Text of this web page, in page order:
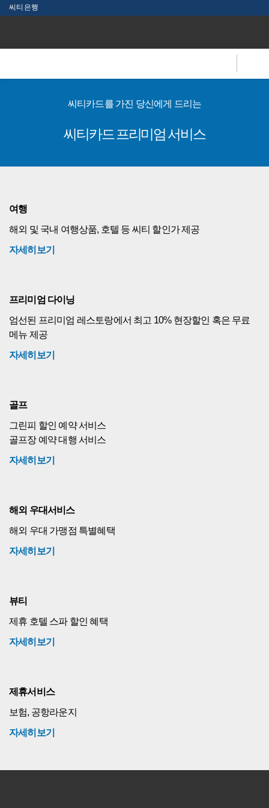
씨티은행
t
체
씨티카드를 가진 당신에게 드리는
씨티카드 프리미엄 서비스
여행
해외 및 국내 여행상품, 호텔 등 씨티 할인가 제공
자세히보기
프리미엄 다이닝
엄선된 프리미엄 레스토랑에서 최고 10% 현장할인 혹은 무료
메뉴 제공
자세히보기
골프
그린피 할인 예약 서비스
골프장 예약 대행 서비스
자세히보기
해외 우대서비스
해외 우대 가맹점 특별혜택
자세히보기
뷰티
제휴 호텔 스파 할인 혜택
자세히보기
제휴서비스
보험, 공항라운지
자세히보기